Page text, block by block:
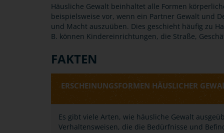
Häusliche Gewalt beinhaltet alle Formen
beispielsweise vor, wenn ein Partner Gewalt und
und Macht auszuüben. Dies geschieht häufig zu
B. können Kindereinrichtungen, die Straße,
FAKTEN
ERSCHEINUNGSFORMEN HÄUSLICHER
Es gibt viele Arten, wie häusliche Gewalt
Verhaltensweisen, die die Bedürfnisse und